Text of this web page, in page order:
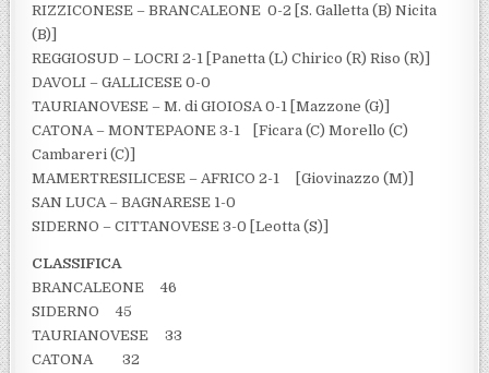
RIZZICONESE – BRANCALEONE 0-2 [S. Galletta (B) Nicita
(B)]
REGGIOSUD – LOCRI 2-1 [Panetta (L) Chirico (R) Riso (R)]
DAVOLI – GALLICESE 0-0
TAURIANOVESE – M. di GIOIOSA 0-1 [Mazzone (G)]
CATONA – MONTEPAONE 3-1 [Ficara (C) Morello (C)
Cambareri (C)]
MAMERTRESILICESE – AFRICO 2-1 [Giovinazzo (M)]
SAN LUCA – BAGNARESE 1-0
SIDERNO – CITTANOVESE 3-0 [Leotta (S)]
CLASSIFICA
BRANCALEONE 46
SIDERNO 45
TAURIANOVESE 33
CATONA 32